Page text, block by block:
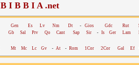
B I B B I A .net
Gen Es Lv Nm Dt - Gios Gdc Rut
Gb Sal Prv Qo Cant Sap Sir - Is Ger Lam
Mt Mc Lc Gv - At - Rom 1Cor 2Cor Gal Ef